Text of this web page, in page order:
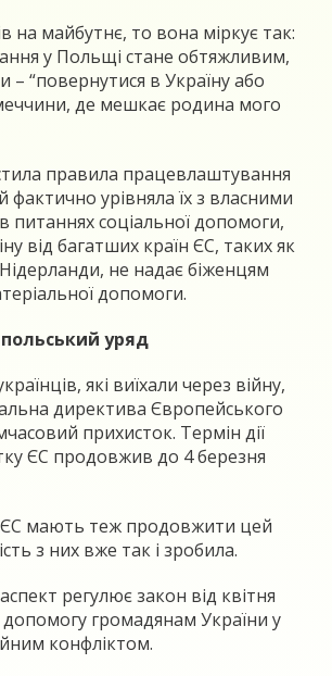
на майбутнє, то вона міркує так:
у Польщі стане обтяжливим,
– “повернутися в Україну або
де мешкає родина мого
правила працевлаштування
фактично урівняла їх з власними
питаннях соціальної допомоги,
від багатших країн ЄС, таких як
не надає біженцям
допомоги.
уряд
які виїхали через війну,
директива Європейського
прихисток. Термін дії
ЄС продовжив до 4 березня
ЄС мають теж продовжити цей
з них вже так і зробила.
регулює закон від квітня
громадянам України у
конфліктом.